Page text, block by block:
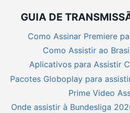
GUIA DE
Como Assinar Premiere
Como Assistir ao
Aplicativos para Assistir
Pacotes Globoplay para
Prime Video
Onde assistir à Bundesliga